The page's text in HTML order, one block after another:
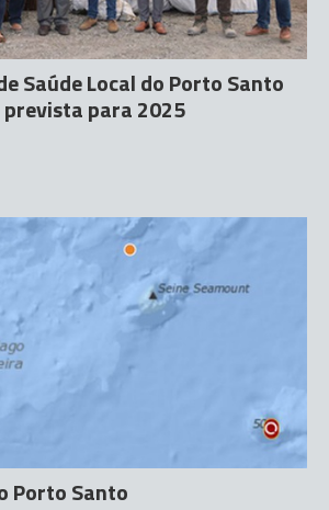
Saúde Local do Porto Santo
para 2025
Porto Santo